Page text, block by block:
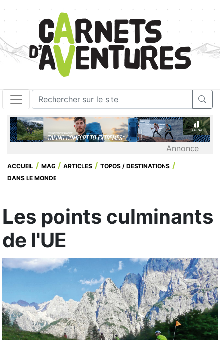
Annonce
ACCUEIL MAG ARTICLES
TOPOS / DESTINATIONS
DANS LE MONDE
Les points culminants
de l'UE